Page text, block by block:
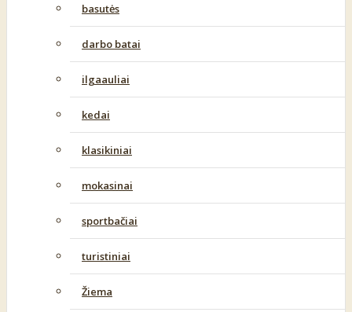
basutės
darbo batai
ilgaauliai
kedai
klasikiniai
mokasinai
sportbačiai
turistiniai
Žiema